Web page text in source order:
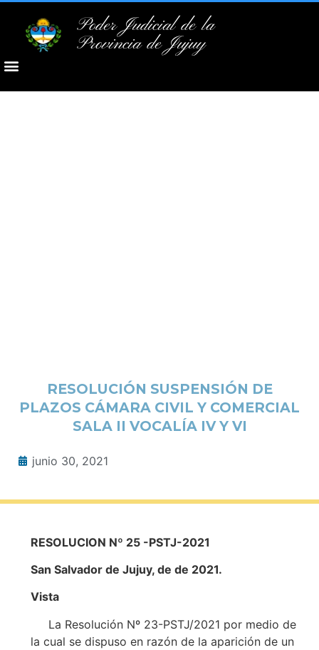
Poder Judicial de la
Provincia de Jujuy
RESOLUCIÓN SUSPENSIÓN DE
PLAZOS CÁMARA CIVIL Y COMERCIAL
SALA II VOCALÍA IV Y VI
junio 30, 2021
RESOLUCION Nº 25 -PSTJ-2021
San Salvador de Jujuy, de de 2021.
Vista
La Resolución Nº 23-PSTJ/2021 por medio de
la cual se dispuso en razón de la aparición de un